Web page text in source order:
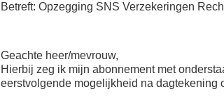
Betreft: Opzegging SNS Verzekeringen
Geachte heer/mevrouw,
Hierbij zeg ik mijn abonnement met
eerstvolgende mogelijkheid na dagtekening